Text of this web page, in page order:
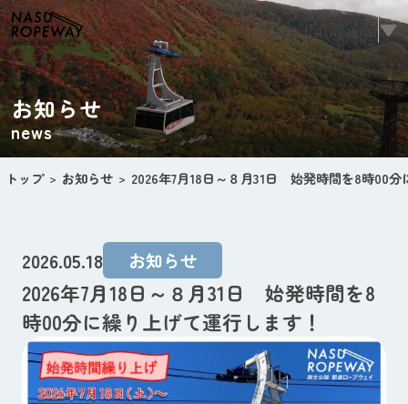
Select Language▼
お知らせ
news
トップ お知らせ 2026年7月18日～８月31日 始発時間を8時00分
2026.05.18 お知らせ
2026年7月18日～８月31日 始発時間を8
時00分に繰り上げて運行します！